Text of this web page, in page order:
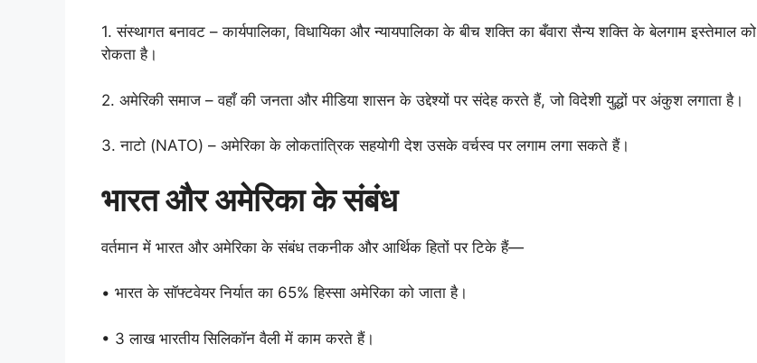
1. संस्थागत बनावट – कार्यपालिका, विधायिका और न्यायपालिका के बीच शक्ति का बँवारा सैन्य शक्ति के बेलगाम इस्तेमाल को
रोकता है।
2. अमेरिकी समाज – वहाँ की जनता और मीडिया शासन के उद्देश्यों पर संदेह करते हैं, जो विदेशी युद्धों पर अंकुश लगाता है।
3. नाटो (NATO) – अमेरिका के लोकतांत्रिक सहयोगी देश उसके वर्चस्व पर लगाम लगा सकते हैं।
भारत और अमेरिका के संबंध
वर्तमान में भारत और अमेरिका के संबंध तकनीक और आर्थिक हितों पर टिके हैं—
• भारत के सॉफ्टवेयर निर्यात का 65% हिस्सा अमेरिका को जाता है।
• 3 लाख भारतीय सिलिकॉन वैली में काम करते हैं।